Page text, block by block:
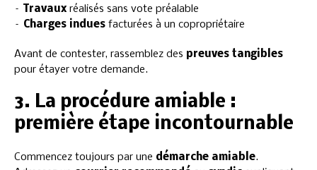
–
Travaux réalisés sans vote préalable
– Charges indues facturées à un copropriétaire
Avant de contester, rassemblez des preuves tangibles
pour étayer votre demande.
3. La procédure amiable :
première étape incontournable
Commencez toujours par une démarche amiable.